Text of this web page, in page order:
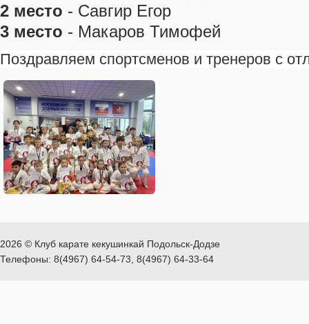
2 место - Савгир Егор
3 место - Макаров Тимофей
Поздравляем спортсменов и тренеров с
2026 © Клуб карате кекушинкай Подольск-Додзе
Телефоны: 8(4967) 64-54-73, 8(4967) 64-33-64